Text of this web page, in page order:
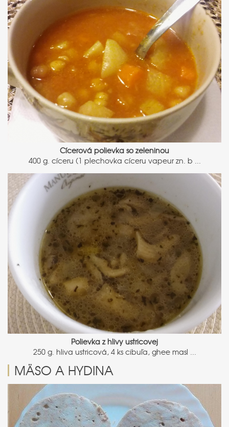
Cícerová polievka so zeleninou
400 g. cíceru (1 plechovka cíceru vapeur zn. b ...
Polievka z hlivy ustricovej
250 g. hliva ustricová, 4 ks cibuľa, ghee masl ...
MÄSO A HYDINA